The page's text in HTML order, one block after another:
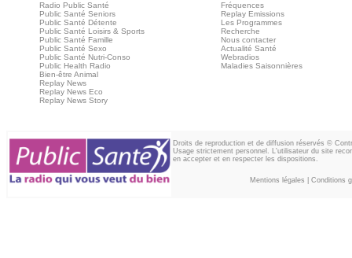
Radio Public Santé
Public Santé Seniors
Public Santé Détente
Public Santé Loisirs & Sports
Public Santé Famille
Public Santé Sexo
Public Santé Nutri-Conso
Public Health Radio
Bien-être Animal
Replay News
Replay News Eco
Replay News Story
Fréquences
Replay Emissions
Les Programmes
Recherche
Nous contacter
Actualité Santé
Webradios
Maladies Saisonnières
Droits de reproduction et de diffusion réservés ©
Usage strictement personnel. L'utilisateur du site
en accepter et en respecter les dispositions.
Mentions légales Conditions